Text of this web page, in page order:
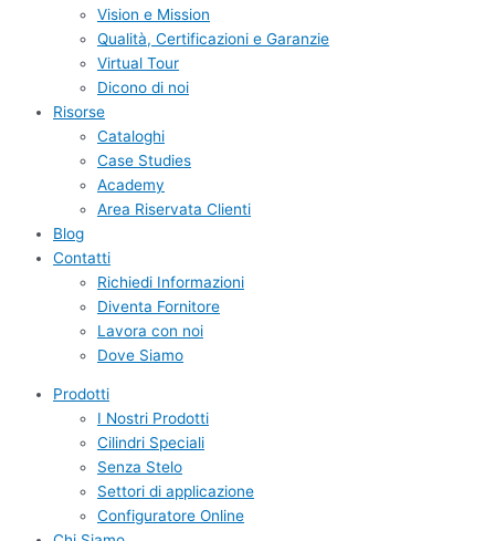
Vision e Mission
Qualità, Certificazioni e Garanzie
Virtual Tour
Dicono di noi
Risorse
Cataloghi
Case Studies
Academy
Area Riservata Clienti
Blog
Contatti
Richiedi Informazioni
Diventa Fornitore
Lavora con noi
Dove Siamo
Prodotti
I Nostri Prodotti
Cilindri Speciali
Senza Stelo
Settori di applicazione
Configuratore Online